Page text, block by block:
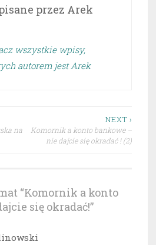
przez Arek
wszystkie wpisy,
autorem jest Arek
na
NEXT ›
Komornik a konto bankowe –
nie dajcie się okradać ! (2)
“Komornik a konto
się okradać!”